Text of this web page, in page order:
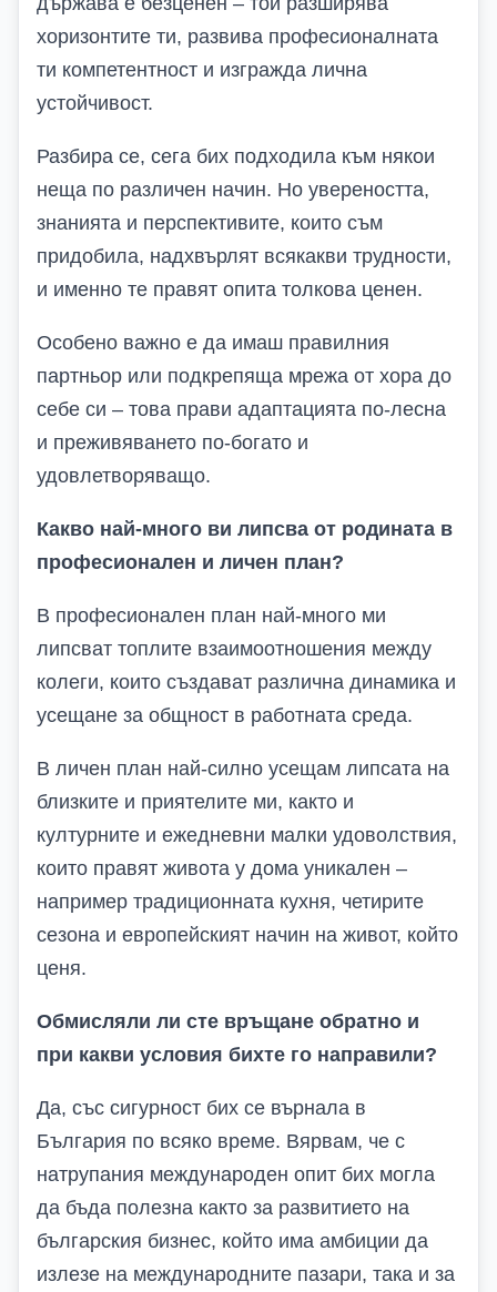
хоризонтите ти, развива професионалната
ти компетентност и изгражда лична
устойчивост.
Разбира се, сега бих подходила към някои
неща по различен начин. Но увереността,
знанията и перспективите, които съм
придобила, надхвърлят всякакви трудности,
и именно те правят опита толкова ценен.
Особено важно е да имаш правилния
партньор или подкрепяща мрежа от хора до
себе си – това прави адаптацията по-лесна
и преживяването по-богато и
удовлетворяващо.
Какво най-много ви липсва от родината в
професионален и личен план?
В професионален план най-много ми
липсват топлите взаимоотношения между
колеги, които създават различна динамика и
усещане за общност в работната среда.
В личен план най-силно усещам липсата на
близките и приятелите ми, както и
културните и ежедневни малки удоволствия,
които правят живота у дома уникален –
например традиционната кухня, четирите
сезона и европейският начин на живот, който
ценя.
Обмисляли ли сте връщане обратно и
при какви условия бихте го направили?
Да, със сигурност бих се върнала в
България по всяко време. Вярвам, че с
натрупания международен опит бих могла
да бъда полезна както за развитието на
българския бизнес, който има амбиции да
излезе на международните пазари, така и за